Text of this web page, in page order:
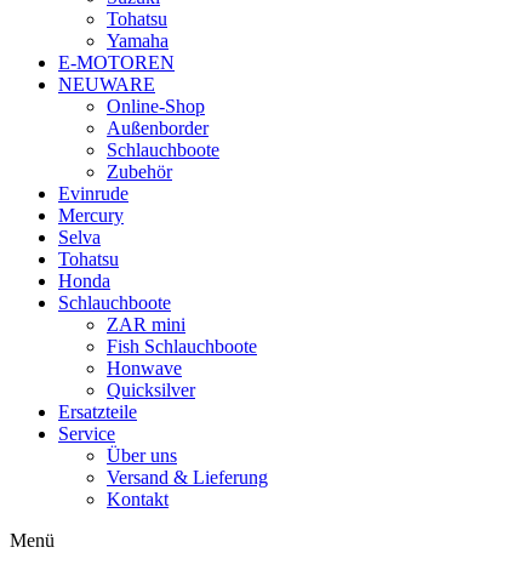
Tohatsu
Yamaha
E-MOTOREN
NEUWARE
Online-Shop
Außenborder
Schlauchboote
Zubehör
Evinrude
Mercury
Selva
Tohatsu
Honda
Schlauchboote
ZAR mini
Fish Schlauchboote
Honwave
Quicksilver
Ersatzteile
Service
Über uns
Versand & Lieferung
Kontakt
Menü